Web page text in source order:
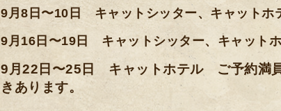
9月8日〜10日 キャットシッター、キャットホ
9月16日〜19日 キャットシッター、キャット
9月22日〜25日 キャットホテル ご予約満
きあります。